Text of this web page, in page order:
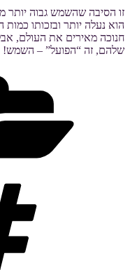
זו הסיבה שהשמש גבוה יותר
הוא נעלה יותר ובזכותו
חנוכה מאירים את העולם,
שלהם, זה “הפועל” – השמש!